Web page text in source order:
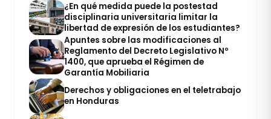
¿En qué medida puede la postestad
disciplinaria universitaria limitar la
libertad de expresión de los estudiantes?
Apuntes sobre las modificaciones al
Reglamento del Decreto Legislativo Nº
1400, que aprueba el Régimen de
Garantía Mobiliaria
Derechos y obligaciones en el teletrabajo
en Honduras